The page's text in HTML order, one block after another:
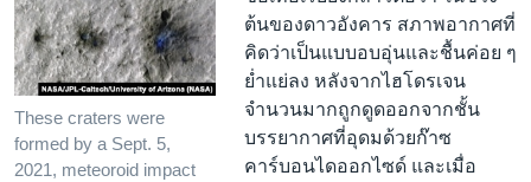
These craters were
formed by a Sept. 5,
2021, meteoroid impact
ต้นของดาวอังคาร สภาพอากาศที่
คิดว่าเป็นแบบอบอุ่นและชื้นค่อย ๆ
ย่ำแย่ลง หลังจากไฮโดรเจน
จำนวนมากถูกดูดออกจากชั้น
บรรยากาศที่อุดมด้วยก๊าซ
คาร์บอนไดออกไซด์ และเมื่อ